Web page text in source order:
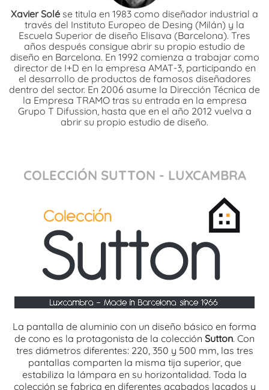
Xavier Solé se titula en 1983 como diseñador industrial a
través del Instituto Europeo de Desing (Milán) y la
Escuela Superior de diseño Elisava (Barcelona). Tres
años después consigue abrir su propio estudio de
diseño en Barcelona. En 1992 comienza a trabajar como
director de I+D en la empresa AMAT-3, participando en
el desarrollo de productos de famosos diseñadores
dentro del sector. En 2006 asume la Dirección Técnica de
la Empresa TRAMO tras su entrada en la empresa
Grupo T Difussion, hasta que en el año 2012 vuelva a
abrir su propio estudio de diseño.
COLECCIÓN SUTTON - LUXCAMBRA
La pantalla de aluminio con un diseño básico en forma
de cono es la protagonista de la colección Sutton. Con
tres diámetros diferentes: 220, 350 y 500 mm, las tres
pantallas comparten la misma tija superior, que
estabiliza la lámpara en su horizontalidad. Toda la
colección se fabrica en diferentes acabados lacados y